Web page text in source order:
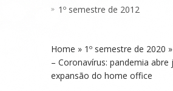
1º semestre de 2012
Home » 1º semestre de 2020 »
– Coronavírus: pandemia abre
expansão do home office